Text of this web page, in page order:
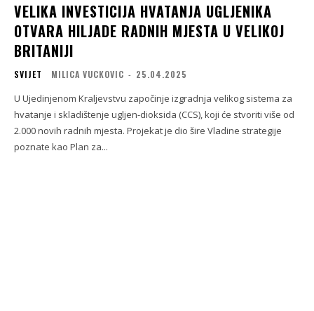
VELIKA INVESTICIJA HVATANJA UGLJENIKA
OTVARA HILJADE RADNIH MJESTA U VELIKOJ
BRITANIJI
SVIJET MILICA VUCKOVIC - 25.04.2025
U Ujedinjenom Kraljevstvu započinje izgradnja velikog sistema za
hvatanje i skladištenje ugljen-dioksida (CCS), koji će stvoriti više od
2.000 novih radnih mjesta. Projekat je dio šire Vladine strategije
poznate kao Plan za...